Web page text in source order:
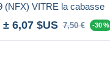
(NFX) VITRE la cabasse
± 6,07 $US 7,50 € -30 %